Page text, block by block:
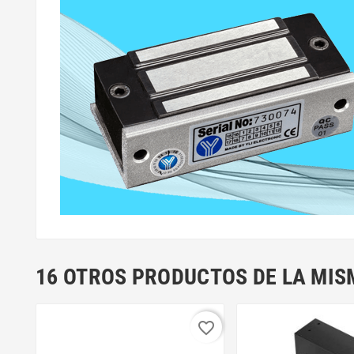
16 OTROS PRODUCTOS DE LA
favorite_border